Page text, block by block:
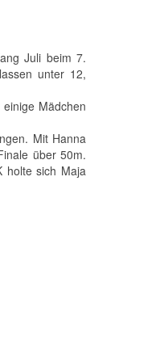
Juli beim 7.
unter 12,
Mädchen
Mit Hanna
über 50m.
holte sich Maja